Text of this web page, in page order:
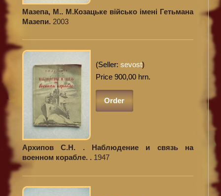
Мазепа, М.. М.Козацьке військо імені Гетьмана
Мазепи. 2003
(Seller: sevost)
Price 900,00 hrn.
Order
Архипов С.Н. . Наблюдение и связь на
военном корабле. . 1947